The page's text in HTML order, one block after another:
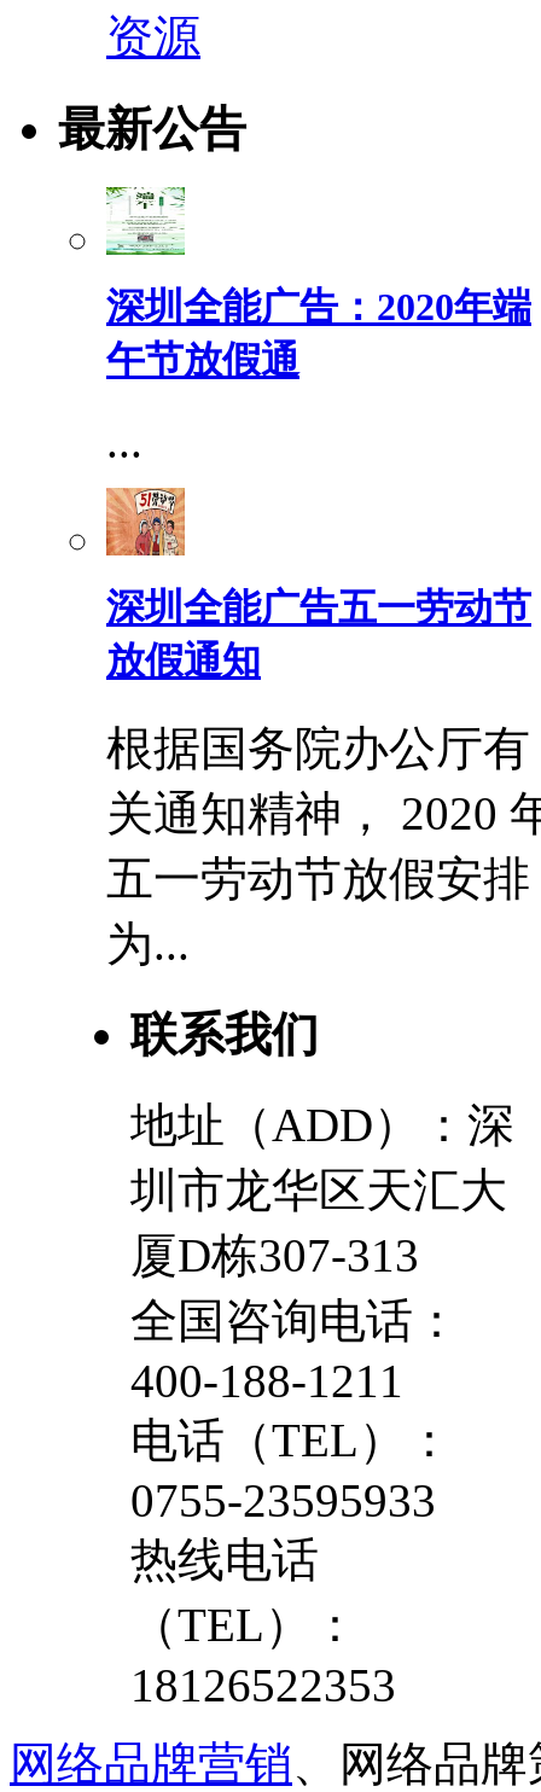
资源
最新公告
深圳全能广告：2020年端
午节放假通
...
深圳全能广告五一劳动节
放假通知
根据国务院办公厅有
关通知精神， 2020
五一劳动节放假安排
为...
联系我们
地址（ADD）：深
圳市龙华区天汇大
厦D栋307-313
全国咨询电话：
400-188-1211
电话（TEL）：
0755-23595933
热线电话
（TEL）：
18126522353
网络品牌营销、网络品